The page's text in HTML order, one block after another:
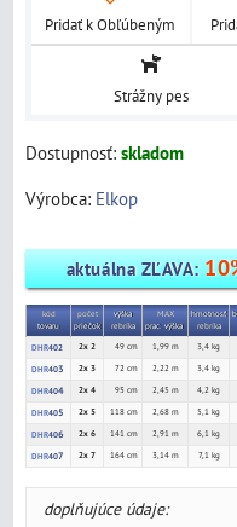
Pridať k Obľúbeným
Strážny pes
Dostupnosť: skladom
Výrobca: Elkop
aktuálna ZĽAVA:
kód
tovaru
počet
priečok
výška
rebríka
MAX
prac. výška
hmotnosť
rebríka
DHR402 2x 2 49 cm 1,99 m 3,4 kg
DHR403 2x 3 72 cm 2,22 m 3,4 kg
DHR404 2x 4 95 cm 2,45 m 4,2 kg
DHR405 2x 5 118 cm 2,68 m 5,1 kg
DHR406 2x 6 141 cm 2,91 m 6,1 kg
DHR407 2x 7 164 cm 3,14 m 7,1 kg
doplňujúce údaje: